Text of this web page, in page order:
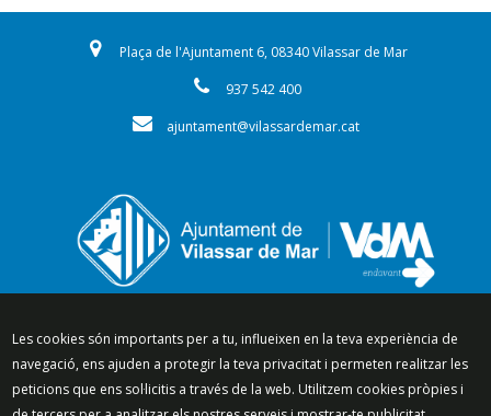
Plaça de l'Ajuntament 6, 08340 Vilassar de Mar
937 542 400
ajuntament@vilassardemar.cat
Segueix-nos a:
Les cookies són importants per a tu, influeixen en la teva experiència de
navegació, ens ajuden a protegir la teva privacitat i permeten realitzar les
peticions que ens sol·licitis a través de la web. Utilitzem cookies pròpies i